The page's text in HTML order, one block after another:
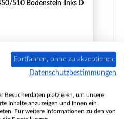
510 Bodenstein links D
01009339
Austroflamm
Preis:
€
Lieferzeit: 2-4 Tage
Fortfahren, ohne zu akzeptieren
Datenschutzbestimmungen
Besucherdaten platzieren, um unsere
Inhalte anzuzeigen und Ihnen ein
Für weitere Informationen zu den von